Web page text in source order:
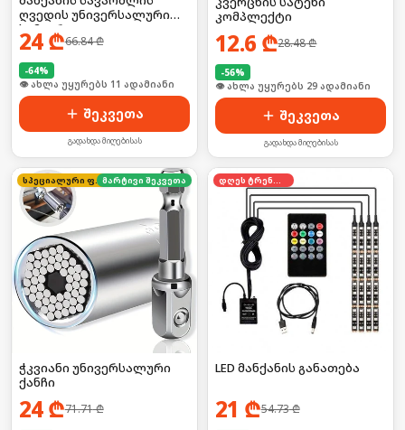
ღვედის უნივერსალური
სამაგრი
24₾66.84₾
-64%
🛒 ბოლო 24სთ-ში იყიდა 16-მა
შეკვეთა
გადახდა მიღებისას
კომპლექტი
12.6 ₾28.48₾
-56%
🛒 ბოლო 24სთ-ში იყიდა 44-მა
შეკვეთა
გადახდა მიღებისას
სპეციალური ფასიმარტივი შეკვეთა
ჭკვიანი უნივერსალური
ქანჩი
24₾71.71₾
LED მანქანის განათება
21 ₾54.73₾